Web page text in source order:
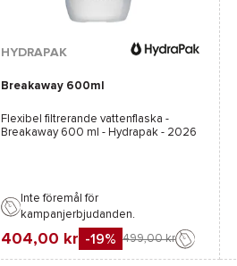
HYDRAPAK
Breakaway 600ml
Flexibel filtrerande vattenflaska -
Breakaway 600 ml - Hydrapak - 2026
Inte föremål för
kampanjerbjudanden.
404,00 kr -19% 499,00 kr